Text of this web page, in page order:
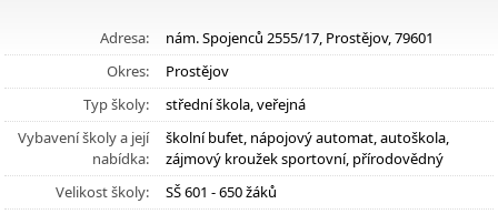
Adresa:
nám. Spojenců 2555/17, Prostějov, 79601
Okres:
Prostějov
Typ školy:
střední škola, veřejná
Vybavení školy a její
nabídka:
školní bufet, nápojový automat, autoškola,
zájmový kroužek sportovní, přírodovědný
Velikost školy:
SŠ 601 - 650 žáků